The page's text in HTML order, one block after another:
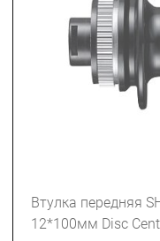
Втулка передняя
12*100мм Disс